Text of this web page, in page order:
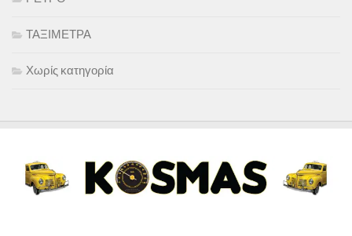
ΤΑΞΙΜΕΤΡΑ
Χωρίς κατηγορία